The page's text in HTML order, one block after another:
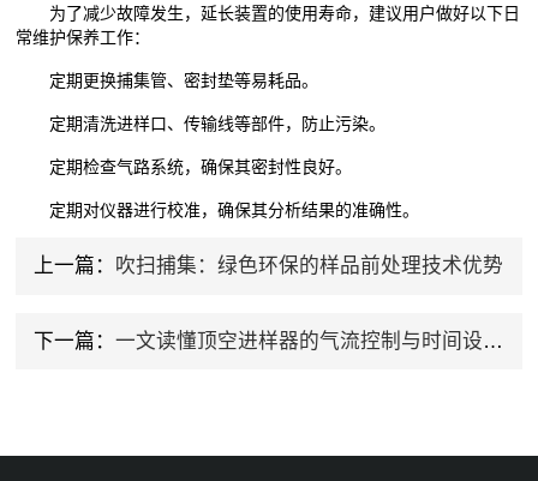
为了减少故障发生，延长装置的使用寿命，建议用户做好以下日
常维护保养工作：
定期更换捕集管、密封垫等易耗品。
定期清洗进样口、传输线等部件，防止污染。
定期检查气路系统，确保其密封性良好。
定期对仪器进行校准，确保其分析结果的准确性。
上一篇： 吹扫捕集：绿色环保的样品前处理技术优势
下一篇： 一文读懂顶空进样器的气流控制与时间设置技巧